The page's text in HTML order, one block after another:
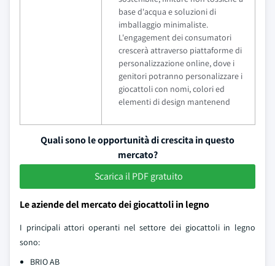
base d'acqua e soluzioni di
imballaggio minimaliste.
L'engagement dei consumatori
crescerà attraverso piattaforme di
personalizzazione online, dove i
genitori potranno personalizzare i
giocattoli con nomi, colori ed
elementi di design mantenend
Quali sono le opportunità di crescita in questo
mercato?
Scarica il PDF gratuito
Le aziende del mercato dei giocattoli in legno
I principali attori operanti nel settore dei giocattoli in legno
sono:
BRIO AB